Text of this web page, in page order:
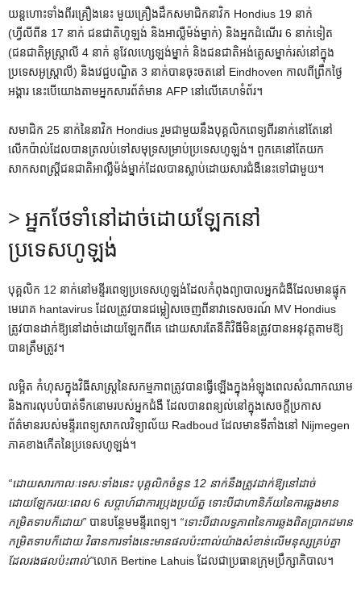
យន្តហោះទាំងពីរគ្រឿងនេះ មួយគ្រឿងដឹកសមាជិកនាវិក Hondius 19 នាក់
(ហ្វីលីពីន 17 នាក់ ជនជាតិហូឡង់ និងអាល្លឺម៉ង់ម្នាក់) និងអ្នកដំណើរ 6 នាក់ទៀត
(ជនជាតិអូស្ត្រាលី 4 នាក់ នូវែលហ្សេឡង់ម្នាក់ និងជនជាតិអង់គ្លេសម្នាក់រស់នៅក្នុង
ប្រទេសអូស្ត្រាលី) និងវេជ្ជបណ្ឌិត 3 នាក់បានចុះចតនៅ Eindhoven កាលពីព្រឹកថ្ងៃ
អង្គារ នេះបើយោងតាមអ្នកសារព័ត៌មាន AFP នៅលើគេហទំព័រ។
សមាជិក 25 នាក់នៃនាវិក Hondius រួមជាមួយនឹងបុគ្គលិកពេទ្យពីរនាក់នៅតែនៅ
លើកប៉ាល់ដែលបានត្រលប់ទៅសមុទ្រសម្រាប់ប្រទេសហូឡង់។ ពួកគេ​នៅតែ​យក​
សាកសព​ស្ត្រី​ជនជាតិ​អាល្លឺម៉ង់​ម្នាក់​ដែល​បាន​ស្លាប់​ដោយសារ​ជំងឺ​នេះ​ទៅ​ជាមួយ​។
> អ្នកថែទាំនៅដាច់ដោយឡែកនៅ
ប្រទេសហូឡង់
បុគ្គលិក 12 នាក់នៅមន្ទីរពេទ្យប្រទេសហូឡង់ដែលកំពុងព្យាបាលអ្នកជំងឺដែលមានផ្ទុក
មេរោគ hantavirus ដែលត្រូវបានជម្លៀសចេញពីនាវាទេសចរណ៍ MV Hondius
ត្រូវបានដាក់ឱ្យនៅដាច់ដោយឡែកពីគេ ដោយសារតែនីតិវិធីមិនត្រូវបានអនុវត្តតាមឱ្យ
បានត្រឹមត្រូវ។
លម្អិត កំហុសក្នុងវិធីសាស្រ្តនៃសកម្មភាពត្រូវបានធ្វើឡើងក្នុងអំឡុងពេលសំណាកឈាម
និងការលុបបំបាត់ទឹកនោមរបស់អ្នកជំងឺ ដែលបានពន្យល់នៅក្នុងសេចក្តីប្រកាស
ព័ត៌មានរបស់មន្ទីរពេទ្យសាកលវិទ្យាល័យ Radboud ដែលមានទីតាំងនៅ Nijmegen
ភាគខាងកើតនៃប្រទេសហូឡង់។
“ដោយសារកាលៈទេសៈទាំងនេះ បុគ្គលិកចំនួន 12 នាក់នឹងត្រូវដាក់ឱ្យនៅដាច់
ដោយឡែករយៈពេល 6 សប្តាហ៍ជាការប្រុងប្រយ័ត្ន ទោះបីជាហានិភ័យនៃការឆ្លងមាន
កម្រិតទាបក៏ដោយ” បានបន្ថែមមន្ទីរពេទ្យ។ “ទោះបីជាលទ្ធភាពនៃការឆ្លងពិតប្រាកដមាន
កម្រិតទាបក៏ដោយ វិធានការទាំងនេះមានផលប៉ះពាល់យ៉ាងសំខាន់លើមនុស្សគ្រប់គ្នា
ដែលរងផលប៉ះពាល់”លោក Bertine Lahuis ដែលជាប្រធានក្រុមប្រឹក្សាភិបាល។